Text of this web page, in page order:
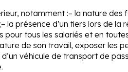
notamment :– la nature des
– la présence d’un tiers lors de la
tous les salariés et en
de son travail, exposer les
véhicule de transport de